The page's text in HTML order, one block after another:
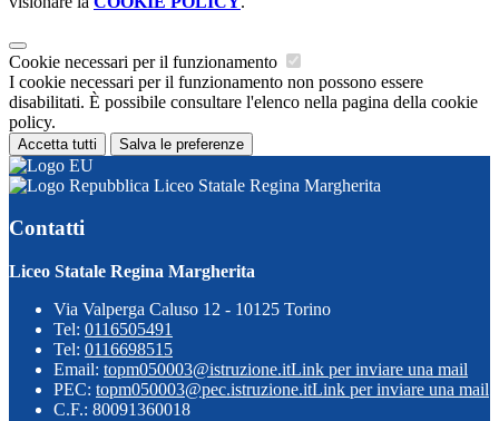
Cookie necessari per il funzionamento
I cookie necessari per il funzionamento non possono essere
disabilitati. È possibile consultare l'elenco nella pagina della cookie
policy.
Accetta tutti Salva le preferenze
Liceo Statale Regina Margherita
Contatti
Liceo Statale Regina Margherita
Via Valperga Caluso 12 - 10125 Torino
Tel: 0116505491
Tel: 0116698515
Email: topm050003@istruzione.itLink per inviare una mail
PEC: topm050003@pec.istruzione.itLink per inviare una mail
C.F.: 80091360018